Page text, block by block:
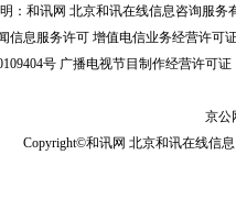
：和讯网 北京和讯在线信息咨询服
信息服务许可 增值电信业务经营许可
号 广播电视节目制作经营许可证
京公
Copyright©和讯网 北京和讯在线信